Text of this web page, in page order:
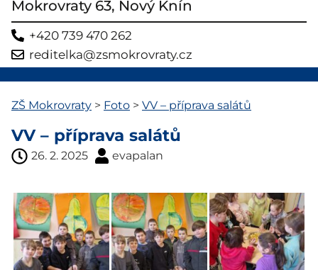
Mokrovraty 63, Nový Knín
+420 739 470 262
reditelka@zsmokrovraty.cz
ZŠ Mokrovraty > Foto > VV – příprava salátů
VV – příprava salátů
26. 2. 2025 evapalan